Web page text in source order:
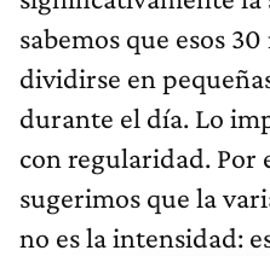
sabemos que esos
dividirse en
durante el día. Lo
con regularidad. Por
sugerimos que la
no es la intensidad: